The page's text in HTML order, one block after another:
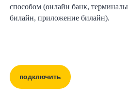
способом (онлайн банк,
билайн, приложение билайн).
подключить